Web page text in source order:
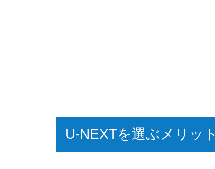
U-NEXTを選ぶメリット